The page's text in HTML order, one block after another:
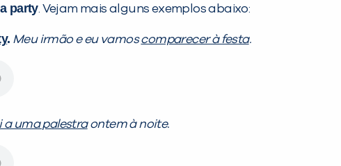
party. Vejam mais alguns exemplos abaixo:
. Meu irmão e eu vamoscomparecer à festa.
a uma palestraontem à noite.